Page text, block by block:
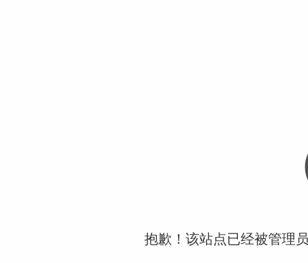
抱歉！该站点已经被管理